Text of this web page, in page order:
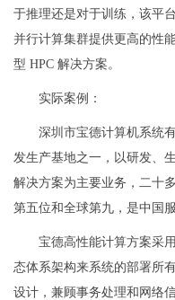
于推理还是对于训练，该平
并行计算集群提供更高的性
型 HPC 解决方案。
实际案例：
深圳市宝德计算机系统
发生产基地之一，以研发、
解决方案为主要业务，二十
第五位和全球第九，是中国
宝德高性能计算方案采
态体系架构来系统的部署所
设计，兼顾事务处理和网络